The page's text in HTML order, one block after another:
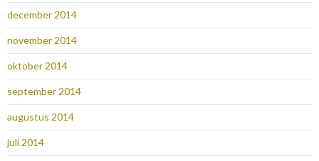
december 2014
november 2014
oktober 2014
september 2014
augustus 2014
juli 2014